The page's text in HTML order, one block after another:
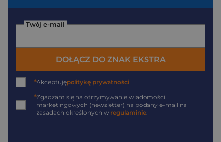
Twój e-mail
DOŁĄCZ DO ZNAK EKSTRA
*Akceptujępolitykę prywatności
*Zgadzam się na otrzymywanie wiadomości
marketingowych (newsletter) na podany e-mail na
zasadach określonych w regulaminie.